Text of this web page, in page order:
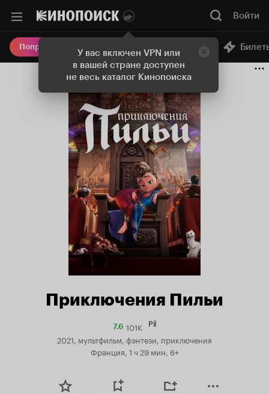
У вас включен VPN или
в вашей стране доступен
не весь каталог Кинопоиска
Войти
Попробовать Плюс Онлайн-кинотеатр
Приключения Пильи
7.6Рейтинг
Кинопоиска
7.6
101K Pil
2021, мультфильм, фэнтези, приключения
Франция, 1 ч 29 мин, 6+